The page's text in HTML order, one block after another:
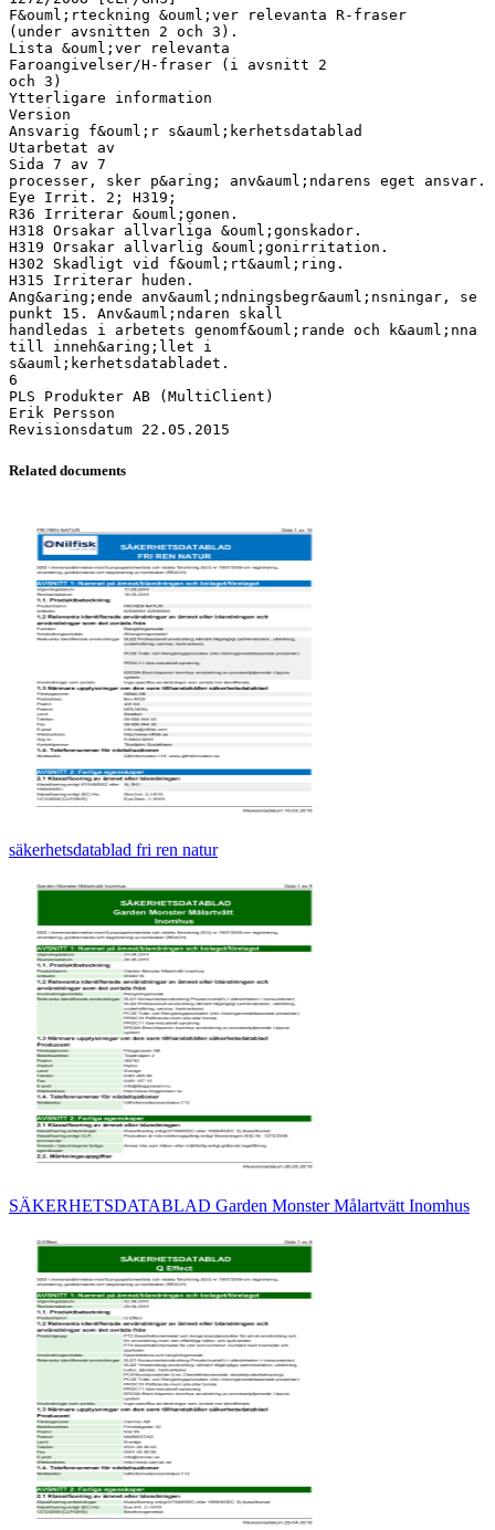
Related documents
säkerhetsdatablad fri ren natur
SÄKERHETSDATABLAD Garden Monster Målartvätt Inomhus